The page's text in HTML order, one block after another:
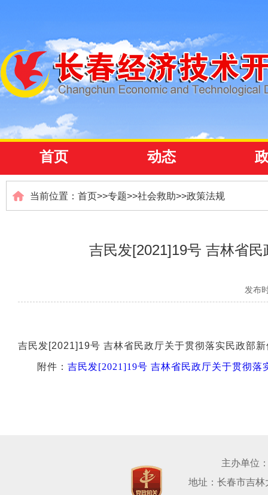
首页 动态
当前位置： 首页>>专题>>社会救助>>政策法规
吉民发[2021]19号 吉林省
发布
吉民发[2021]19号 吉林省民政厅关于贯彻落实民政部
附件： 吉民发[2021]19号 吉林省民政厅关于贯彻
主办单位
地址：长春市吉